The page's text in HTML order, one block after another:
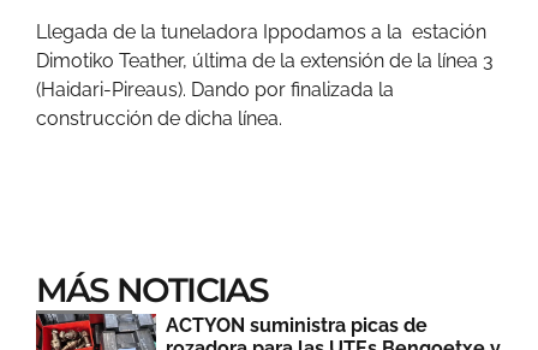
Llegada de la tuneladora Ippodamos a la estación
Dimotiko Teather, última de la extensión de la lí­nea 3
(Haidari-Pireaus). Dando por finalizada la
construcción de dicha lí­nea.
MÁS NOTICIAS
ACTYON suministra picas de